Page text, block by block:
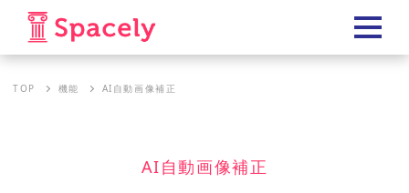
TOP 機能 AI自動画像補正
AI自動画像補正